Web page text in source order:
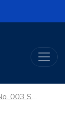
Boletín PMU Ciber Electoral 2026 - No. 003 Segunda vuelta presidencial